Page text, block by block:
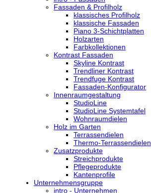
Fassaden & Profilholz
klassisches Profilholz
klassische Fassaden
Piano 3-Schichtplatten
Holzarten
Farbkollektionen
Kontrast Fassaden
Skyline Kontrast
Trendliner Kontrast
Trendfuge Kontrast
Fassaden-Konfigurator
Innenraumgestaltung
StudioLine
StudioLine Systemtafel
Wohnraumdielen
Holz im Garten
Terrassendielen
Thermo-Terrassendielen
Zusatzprodukte
Streichprodukte
Pflegeprodukte
Kantenprofile
Unternehmensgruppe
intro - Unternehmen